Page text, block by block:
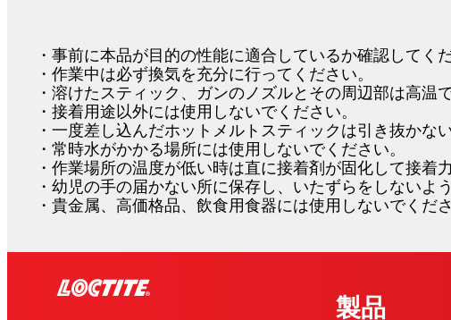
・事前に本品が目的の性能に適合しているか確認してくだ
・作業中は必ず換気を充分に行ってください。
・溶けたスティック、ガンのノズルとその周辺部は高温
・接着用途以外には使用しないでください。
・一度差し込んだホットメルトスティックは引き抜かな
・常時水がかかる場所には使用しないでください。
・作業場所の温度が低い時は直に接着剤が固化して接着
・幼児の手の届かない所に保存し、いたずらをしないよ
・貴金属、高価格品、飲食用食器には使用しないでくださ
製品